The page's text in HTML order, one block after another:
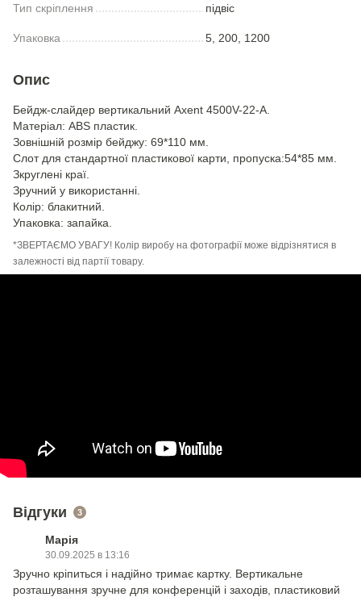
Тип скріплення підвіс
Упаковка 5, 200, 1200
Опис
Бейдж-cлайдер вертикальний Axent 4500V-22-A.
Матеріал: ABS пластик.
Зовнішній розмір бейджу: 69*110 мм.
Слот для стандартної пластикової карти, пропуска:54*85 мм.
Зкруглені краї.
Зручний у використанні.
Колір: блакитний.
Упаковка: запайка.
*ЗВЕРТАЄМО УВАГУ! Колір виробу на фотографії може відрізнятися в
залежності від партії товару.
Відгуки 3
Марія
30.09.2025 в 13:16
Зручно кріпиться і надійно тримає картку. Вертикальне
розташування зручне для конференцій і заходів, пластиковий